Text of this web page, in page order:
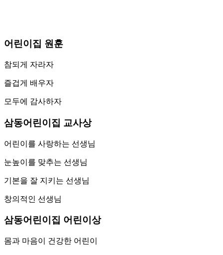
어린이집 원훈
참되게 자라자
즐겁게 배우자
모두에 감사하자
삼동어린이집 교사상
어린이를 사랑하는 선생님
눈높이를 맞추는 선생님
기본을 잘 지키는 선생님
창의적인 선생님
삼동어린이집 어린이상
몸과 마음이 건강한 어린이